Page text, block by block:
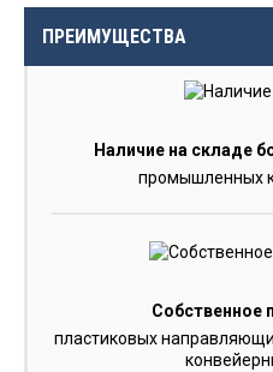
ПРЕИМУЩЕСТВА
Наличие на складе
промышленных
Собственное
пластиковых